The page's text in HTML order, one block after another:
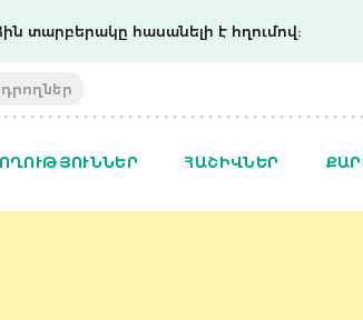
տարբերակը հասանելի է հղումով:
ՀԱՇԻՎՆԵՐ